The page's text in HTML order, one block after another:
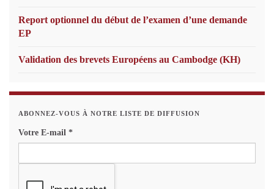
Report optionnel du début de l’examen d’une demande
EP
Validation des brevets Européens au Cambodge (KH)
ABONNEZ-VOUS À NOTRE LISTE DE DIFFUSION
Votre E-mail *